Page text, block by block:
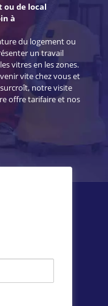
ou de local
à
du logement ou
un travail
vitres en les zones.
vite chez vous et
notre visite
offre tarifaire et nos